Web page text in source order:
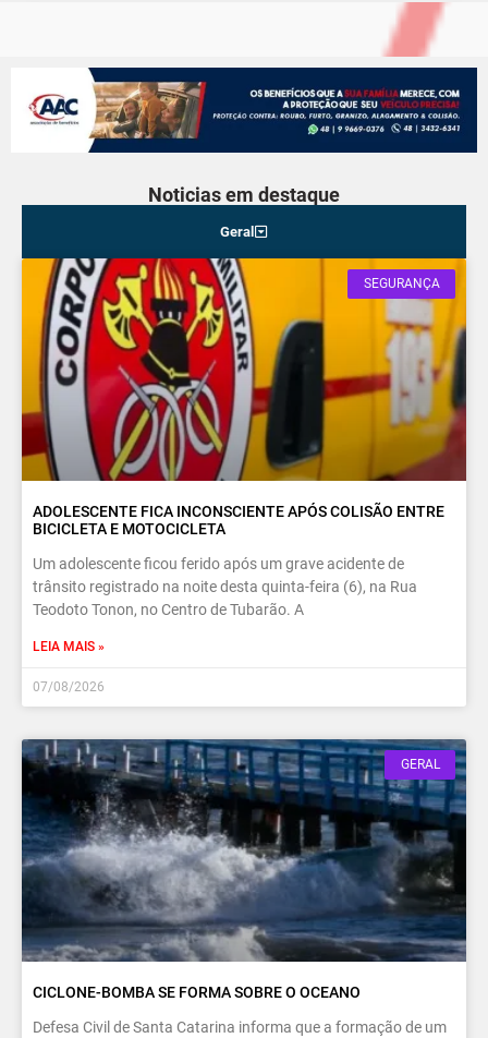
Noticias em destaque
Geral
SEGURANÇA
ADOLESCENTE FICA INCONSCIENTE APÓS COLISÃO ENTRE
BICICLETA E MOTOCICLETA
Um adolescente ficou ferido após um grave acidente de
trânsito registrado na noite desta quinta-feira (6), na Rua
Teodoto Tonon, no Centro de Tubarão. A
LEIA MAIS »
07/08/2026
GERAL
CICLONE-BOMBA SE FORMA SOBRE O OCEANO
Defesa Civil de Santa Catarina informa que a formação de um